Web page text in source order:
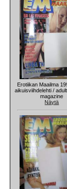
Erotiikan Maailma
aikuisviihdelehti /
magazine
Näytä